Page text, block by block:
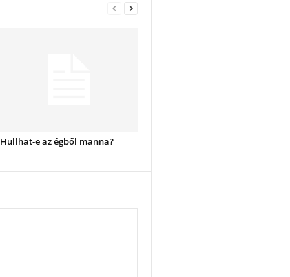
Hullhat-e az égből manna?